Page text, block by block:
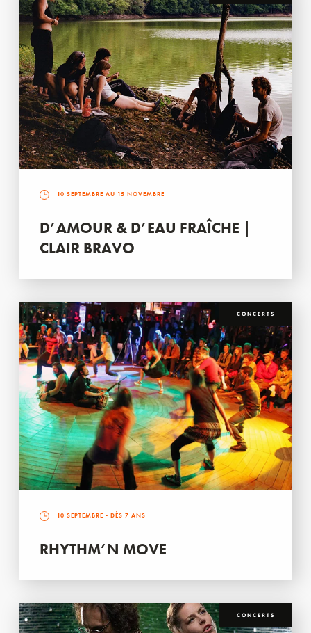
10 SEPTEMBRE AU 15 NOVEMBRE
D’AMOUR & D’EAU FRAÎCHE |
CLAIR BRAVO
CONCERTS
10 SEPTEMBRE - DÈS 7 ANS
RHYTHM’N MOVE
CONCERTS